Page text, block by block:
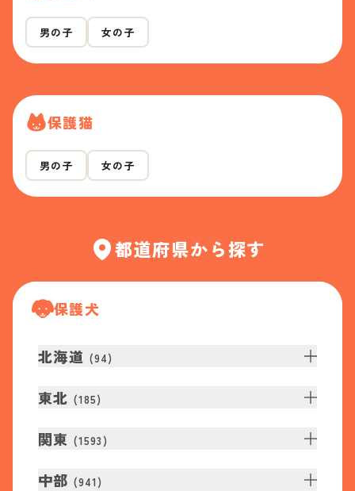
男の子 女の子
保護猫
男の子 女の子
都道府県から探す
保護犬
北海道 (94)
東北 (185)
関東 (1593 )
中部 (941 )